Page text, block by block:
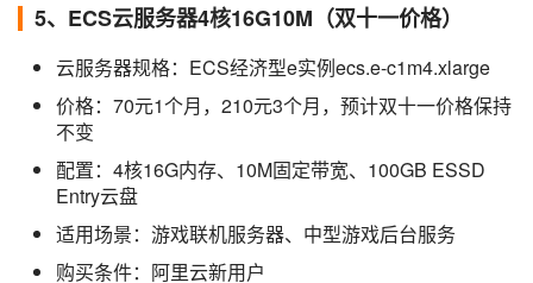
5、ECS云服务器4核16G10M（双十一价格）
云服务器规格：ECS经济型e实例ecs.e-c1m4.xlarge
价格：70元1个月，210元3个月，预计双十一价格保持
不变
配置：4核16G内存、10M固定带宽、100GB ESSD
Entry云盘
适用场景：游戏联机服务器、中型游戏后台服务
购买条件：阿里云新用户